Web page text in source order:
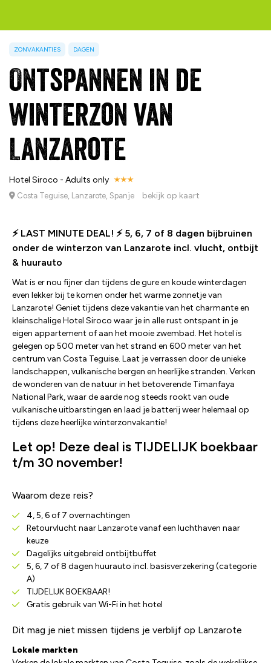
ZONVAKANTIES DAGEN
Ontspannen in de
winterzon van
Lanzarote
Hotel Siroco - Adults only
Costa Teguise, Lanzarote, Spanje bekijk op kaart
⚡ LAST MINUTE DEAL! ⚡ 5, 6, 7 of 8 dagen bijbruinen
onder de winterzon van Lanzarote incl. vlucht, ontbijt
& huurauto
Wat is er nou fijner dan tijdens de gure en koude winterdagen
even lekker bij te komen onder het warme zonnetje van
Lanzarote! Geniet tijdens deze vakantie van het charmante en
kleinschalige Hotel Siroco waar je in alle rust ontspant in je
eigen appartement of aan het mooie zwembad. Het hotel is
gelegen op 500 meter van het strand en 600 meter van het
centrum van Costa Teguise. Laat je verrassen door de unieke
landschappen, vulkanische bergen en heerlijke stranden. Verken
de wonderen van de natuur in het betoverende Timanfaya
National Park, waar de aarde nog steeds rookt van oude
vulkanische uitbarstingen en laad je batterij weer helemaal op
tijdens deze heerlijke winterzonvakantie!
Let op! Deze deal is TIJDELIJK boekbaar
t/m 30 november!
Waarom deze reis?
4, 5, 6 of 7 overnachtingen
Retourvlucht naar Lanzarote vanaf een luchthaven naar
keuze
Dagelijks uitgebreid ontbijtbuffet
5, 6, 7 of 8 dagen huurauto incl. basisverzekering (categorie
A)
TIJDELIJK BOEKBAAR!
Gratis gebruik van Wi-Fi in het hotel
Dit mag je niet missen tijdens je verblijf op Lanzarote
Lokale markten